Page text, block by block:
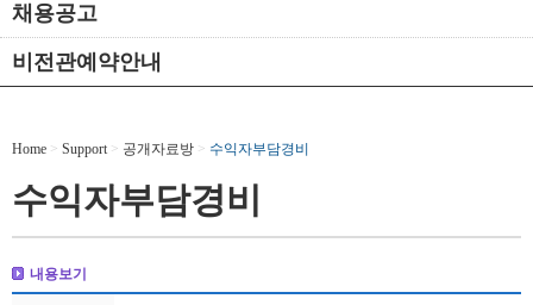
채용공고
비전관예약안내
Home > Support > 공개자료방 > 수익자부담경비
수익자부담경비
내용보기